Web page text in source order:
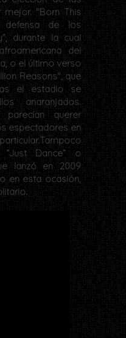
"Born This
de los
durante la cual
del
o el último verso
Reasons", que
el estadio se
anaranjados.
querer
espectadores en
Dance” o
lanzó en 2009
en esta ocasión,